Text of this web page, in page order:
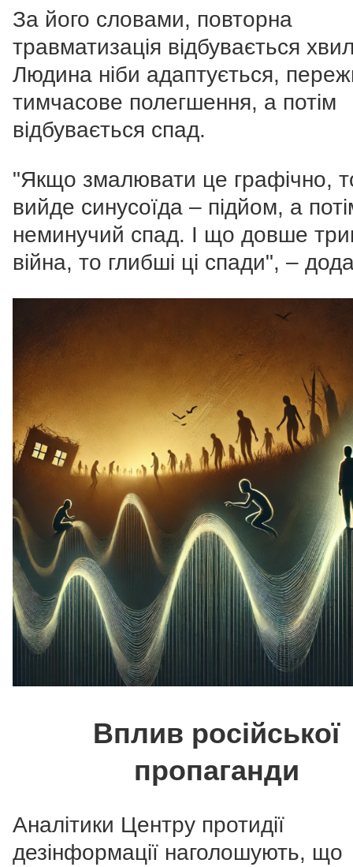
За його словами, повторна
травматизація відбувається
Людина ніби адаптується,
тимчасове полегшення, а потім
відбувається спад.
"Якщо змалювати це графічно,
вийде синусоїда – підйом, а
неминучий спад. І що довше
війна, то глибші ці спади", –
Вплив російської
пропаганди
Аналітики Центру протидії
дезінформації наголошують, що